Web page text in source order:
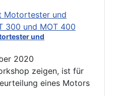
und
2020
zeigen, ist für
eines Motors